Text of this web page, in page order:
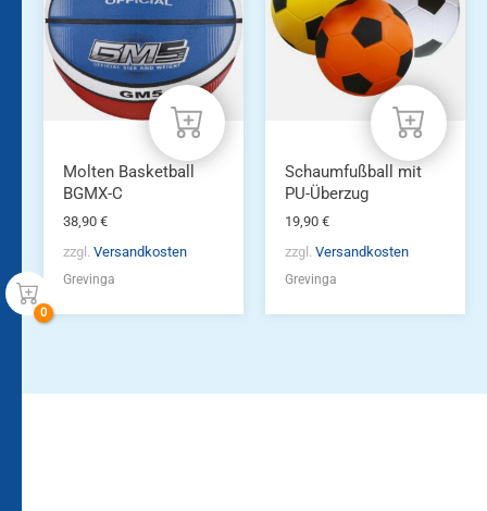
Molten Basketball
BGMX-C
38,90 €
zzgl. Versandkosten
Grevinga
Schaumfußball mit
PU-Überzug
19,90 €
zzgl. Versandkosten
Grevinga